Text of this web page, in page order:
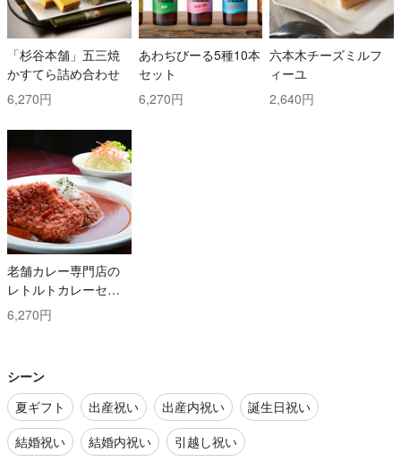
「杉谷本舗」五三焼
かすてら詰め合わせ
6,270円
あわぢびーる5種10本
セット
6,270円
六本木チーズミルフ
ィーユ
2,640円
老舗カレー専門店の
レトルトカレーセッ
ト
6,270円
シーン
夏ギフト
出産祝い 出産内祝い
誕生日祝い
結婚祝い
結婚内祝い 引越し祝い